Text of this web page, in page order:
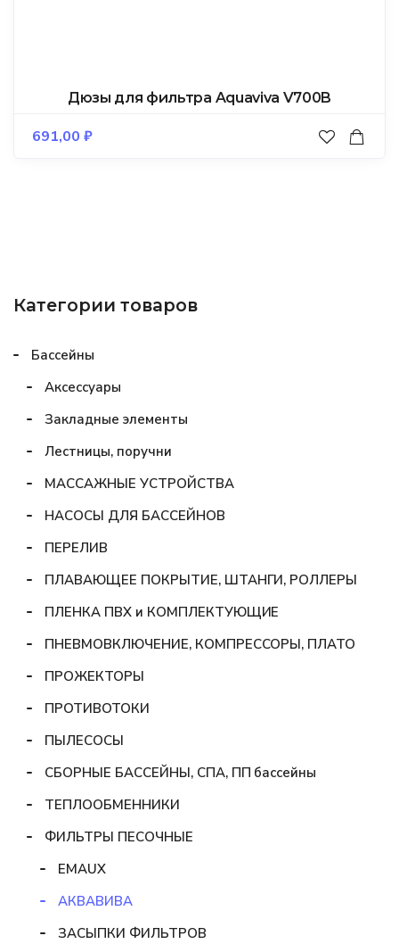
Дюзы для фильтра Aquaviva V700B
691,00 ₽
Категории товаров
Бассейны
Аксессуары
Закладные элементы
Лестницы, поручни
МАССАЖНЫЕ УСТРОЙСТВА
НАСОСЫ ДЛЯ БАССЕЙНОВ
ПЕРЕЛИВ
ПЛАВАЮЩЕЕ ПОКРЫТИЕ, ШТАНГИ, РОЛЛЕРЫ
ПЛЕНКА ПВХ и КОМПЛЕКТУЮЩИЕ
ПНЕВМОВКЛЮЧЕНИЕ, КОМПРЕССОРЫ, ПЛАТО
ПРОЖЕКТОРЫ
ПРОТИВОТОКИ
ПЫЛЕСОСЫ
СБОРНЫЕ БАССЕЙНЫ, СПА, ПП бассейны
ТЕПЛООБМЕННИКИ
ФИЛЬТРЫ ПЕСОЧНЫЕ
EMAUX
АКВАВИВА
ЗАСЫПКИ ФИЛЬТРОВ